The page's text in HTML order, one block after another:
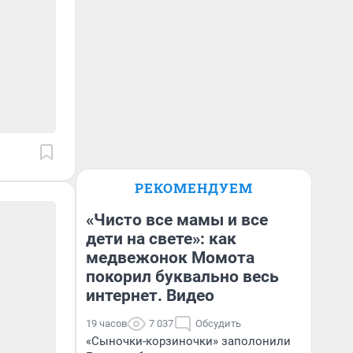
РЕКОМЕНДУЕМ
«Чисто все мамы и все
дети на свете»: как
медвежонок Момота
покорил буквально весь
интернет. Видео
19 часов 7 037 Обсудить
«Сыночки-корзиночки» заполонили